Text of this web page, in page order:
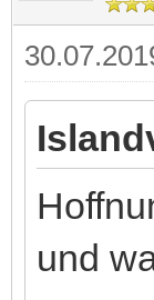
und